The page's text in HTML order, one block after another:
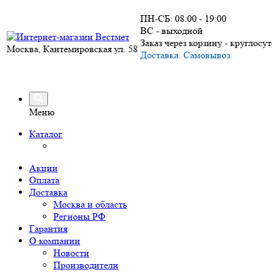
Москва, Кантемировская ул. 58
ПН-СБ: 08:00 - 19:00
ВС - выходной
Заказ через корзину -
Доставка. Самовывоз.
Меню
Каталог
Акции
Оплата
Доставка
Москва и область
Регионы РФ
Гарантия
О компании
Новости
Производители